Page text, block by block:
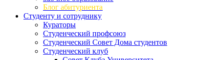
Блог абитуриента
Студенту и сотруднику
Кураторы
Студенческий профсоюз
Студенческий Совет Дома студентов
Студенческий клуб